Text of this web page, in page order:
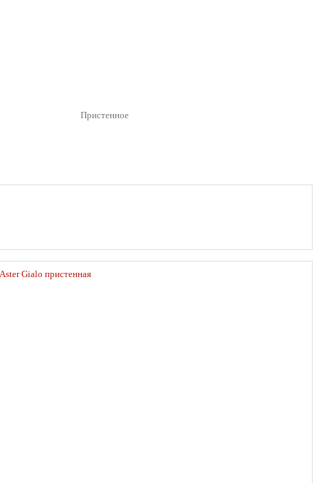
Пристенное
Gialo пристенная